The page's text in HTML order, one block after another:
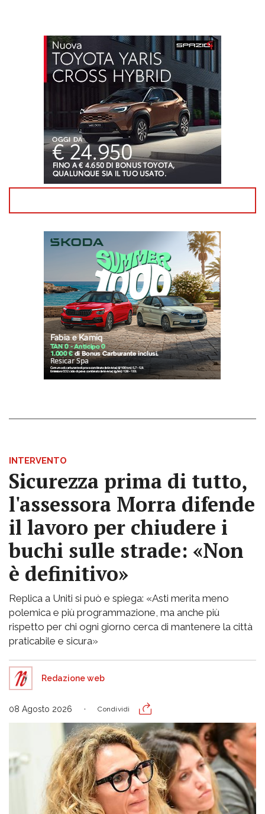
INTERVENTO
Sicurezza prima di tutto,
l'assessora Morra difende
il lavoro per chiudere i
buchi sulle strade: «Non
è definitivo»
Replica a Uniti si può e spiega: «Asti merita meno
polemica e più programmazione, ma anche più
rispetto per chi ogni giorno cerca di mantenere la città
praticabile e sicura»
Redazione web
08 Agosto 2026 Condividi